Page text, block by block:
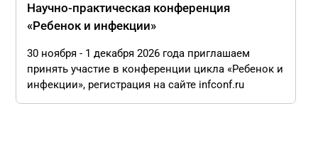
Научно-практическая конференция
«Ребенок и инфекции»
30 ноября - 1 декабря 2026 года приглашаем
принять участие в конференции цикла «Ребенок и
инфекции», регистрация на сайте infconf.ru